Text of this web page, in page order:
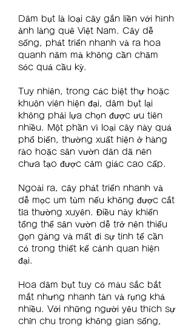
Dâm bụt là loại cây gắn liền với hình
ảnh làng quê Việt Nam. Cây dễ
sống, phát triển nhanh và ra hoa
quanh năm mà không cần chăm
sóc quá cầu kỳ.
Tuy nhiên, trong các biệt thự hoặc
khuôn viên hiện đại, dâm bụt lại
không phải lựa chọn được ưu tiên
nhiều. Một phần vì loại cây này quá
phổ biến, thường xuất hiện ở hàng
rào hoặc sân vườn dân dã nên
chưa tạo được cảm giác cao cấp.
Ngoài ra, cây phát triển nhanh và
dễ mọc um tùm nếu không được cắt
tỉa thường xuyên. Điều này khiến
tổng thể sân vườn dễ trở nên thiếu
gọn gàng và mất đi sự tinh tế cần
có trong thiết kế cảnh quan hiện
đại.
Hoa dâm bụt tuy có màu sắc bắt
mắt nhưng nhanh tàn và rụng khá
nhiều. Với những người yêu thích sự
chỉn chu trong không gian sống,